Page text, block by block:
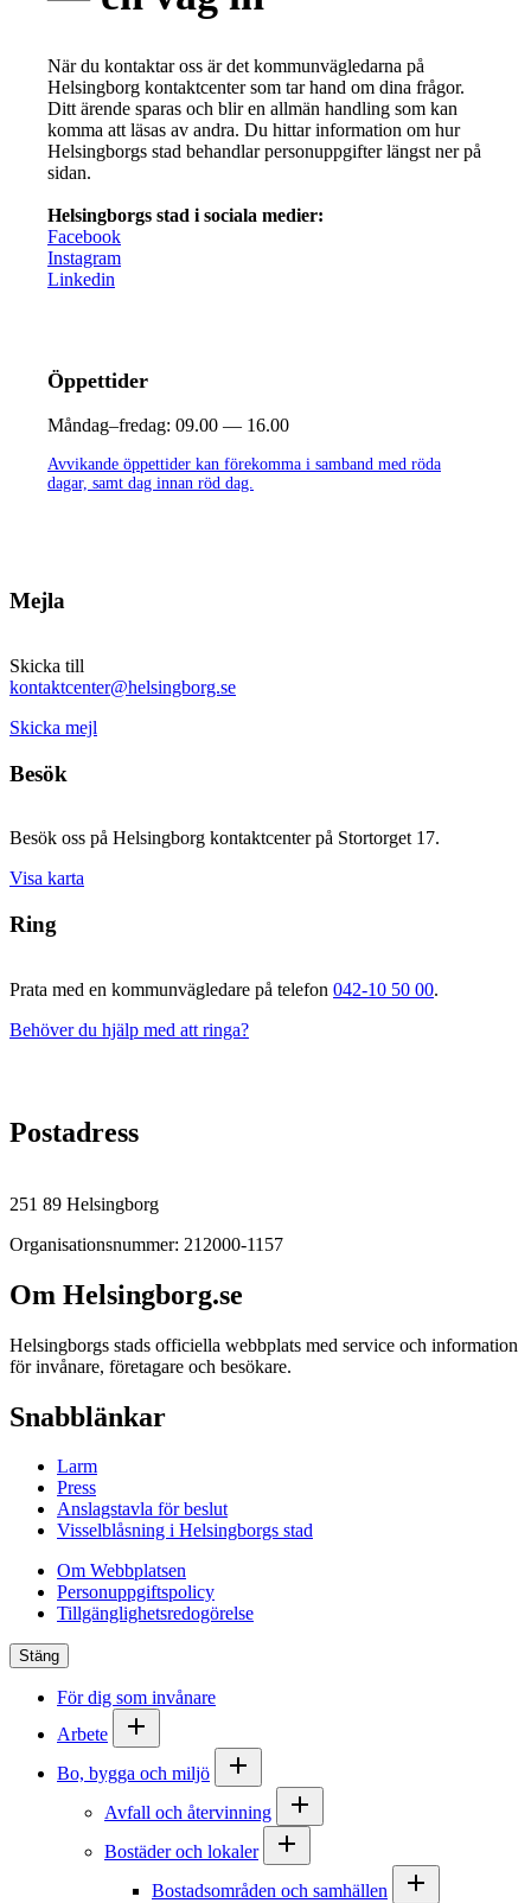
När du kontaktar oss är det kommunvägledarna på
Helsingborg kontaktcenter som tar hand om dina frågor.
Ditt ärende sparas och blir en allmän handling som kan
komma att läsas av andra. Du hittar information om hur
Helsingborgs stad behandlar personuppgifter längst ner på
sidan.
Helsingborgs stad i sociala medier:
Facebook
Instagram
Linkedin
Öppettider
Måndag–fredag: 09.00 — 16.00
Avvikande öppettider kan förekomma i samband med röda
dagar, samt dag innan röd dag.
Mejla
Skicka till
kontaktcenter@helsingborg.se
Skicka mejl
Besök
Besök oss på Helsingborg kontaktcenter på Stortorget 17.
Visa karta
Ring
Prata med en kommunvägledare på telefon 042-10 50 00.
Behöver du hjälp med att ringa?
Postadress
251 89 Helsingborg
Organisationsnummer: 212000-1157
Om Helsingborg.se
Helsingborgs stads officiella webbplats med service och information
för invånare, företagare och besökare.
Snabblänkar
Larm
Press
Anslagstavla för beslut
Visselblåsning i Helsingborgs stad
Om Webbplatsen
Personuppgiftspolicy
Tillgänglighetsredogörelse
Stäng
För dig som invånare
Arbete
Bo, bygga och miljö
Avfall och återvinning
Bostäder och lokaler
Bostadsområden och samhällen